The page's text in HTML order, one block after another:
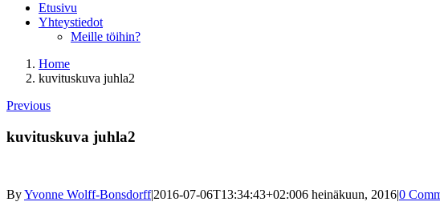
Etusivu
Yhteystiedot
Meille töihin?
Home
kuvituskuva juhla2
Previous
kuvituskuva juhla2
ByYvonne Wolff-Bonsdorff|2016-07-06T13:34:43+02:006 heinäkuun, 2016|0